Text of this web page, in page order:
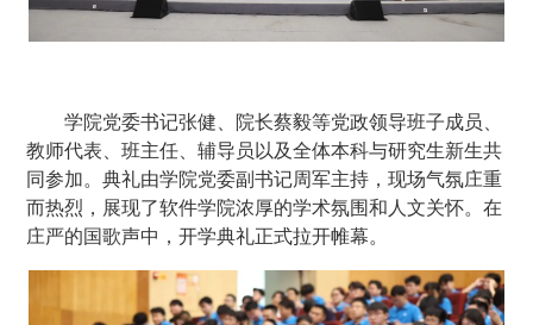
学院党委书记张健、院长蔡毅等党政领导班子成员、
教师代表、班主任、辅导员以及全体本科与研究生新生共
同参加。典礼由学院党委副书记周军主持，现场气氛庄重
而热烈，展现了软件学院浓厚的学术氛围和人文关怀。在
庄严的国歌声中，开学典礼正式拉开帷幕。